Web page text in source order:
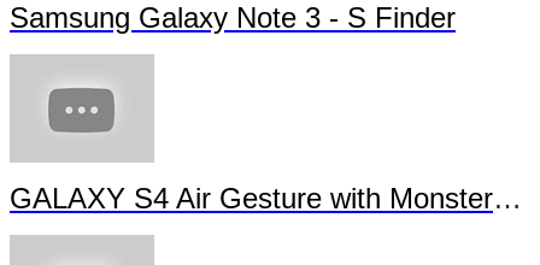
Samsung Galaxy Note 3 - S Finder
GALAXY S4 Air Gesture with Monsters University